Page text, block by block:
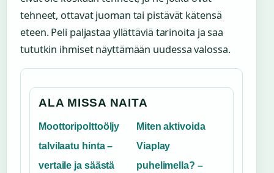
tehneet, ottavat juoman tai pistävät kätensä
eteen. Peli paljastaa yllättäviä tarinoita ja saa
tututkin ihmiset näyttämään uudessa valossa.
ALA MISSA NAITA
Moottoripolttoöljy
talvilaatu hinta –
vertaile ja säästä
Miten aktivoida
Viaplay
puhelimella? –